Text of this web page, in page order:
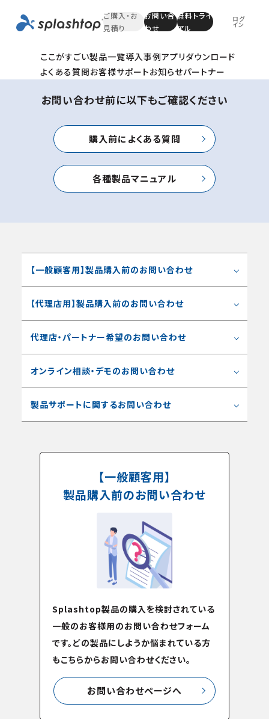
ご購入・お
見積り
お問い合
わせ
無料トライ
アル
ログ
イン
ここがすごい製品一覧導入事例アプリダウンロード
よくある質問お客様サポートお知らせパートナー
Contact
お問い合わせ前に以下もご確認ください
購入前によくある質問
各種製品マニュアル
【一般顧客用】製品購入前のお問い合わせ
【代理店用】製品購入前のお問い合わせ
代理店・パートナー希望のお問い合わせ
オンライン相談・デモのお問い合わせ
製品サポートに関するお問い合わせ
【一般顧客用】
製品購入前のお問い合わせ
Splashtop製品の購入を検討されている
一般のお客様用のお問い合わせフォーム
です。どの製品にしようか悩まれている方
もこちらからお問い合わせください。
お問い合わせページへ